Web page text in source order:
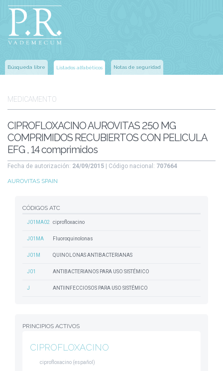
Búsqueda libre Listados alfabéticos Notas de seguridad
MEDICAMENTO
CIPROFLOXACINO AUROVITAS 250 MG
COMPRIMIDOS RECUBIERTOS CON PELICULA
EFG , 14 comprimidos
Fecha de autorización: 24/09/2015 | Código nacional: 707664
AUROVITAS SPAIN
CÓDIGOS ATC
J01MA02 ciprofloxacino
J01MA Fluoroquinolonas
J01M QUINOLONAS ANTIBACTERIANAS
J01 ANTIBACTERIANOS PARA USO SISTÉMICO
J ANTIINFECCIOSOS PARA USO SISTÉMICO
PRINCIPIOS ACTIVOS
CIPROFLOXACINO
ciprofloxacino (español)